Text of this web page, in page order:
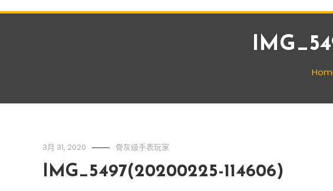
3月 31, 2020 骨灰级手表玩家
IMG_5497(20200225-114606)